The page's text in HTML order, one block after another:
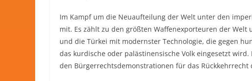
Im Kampf um die Neuaufteilung der Welt unter den
mit. Es zählt zu den größten Waffenexporteuren der
und die Türkei mit modernster Technologie, die gegen
das kurdische oder palästinensische Volk eingesetzt
den Bürgerrechtsdemonstrationen für das